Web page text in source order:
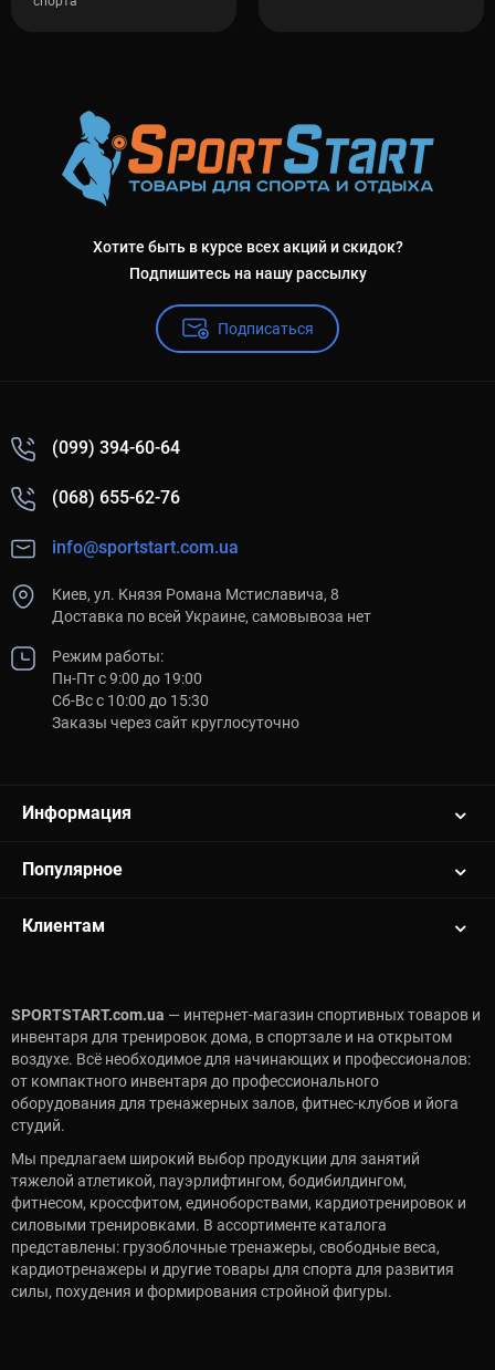
Хотите быть в курсе всех акций и скидок?
Подпишитесь на нашу рассылку
Подписаться
(099) 394-60-64
(068) 655-62-76
info@sportstart.com.ua
Киев, ул. Князя Романа Мстиславича, 8
Доставка по всей Украине, самовывоза нет
Режим работы:
Пн-Пт с 9:00 до 19:00
Сб-Вс с 10:00 до 15:30
Заказы через сайт круглосуточно
Информация
Популярное
Клиентам
SPORTSTART.com.ua — интернет-магазин спортивных товаров и
инвентаря для тренировок дома, в спортзале и на открытом
воздухе. Всё необходимое для начинающих и профессионалов:
от компактного инвентаря до профессионального
оборудования для тренажерных залов, фитнес-клубов и йога
студий.
Мы предлагаем широкий выбор продукции для занятий
тяжелой атлетикой, пауэрлифтингом, бодибилдингом,
фитнесом, кроссфитом, единоборствами, кардиотренировок и
силовыми тренировками. В ассортименте каталога
представлены: грузоблочные тренажеры, свободные веса,
кардиотренажеры и другие товары для спорта для развития
силы, похудения и формирования стройной фигуры.